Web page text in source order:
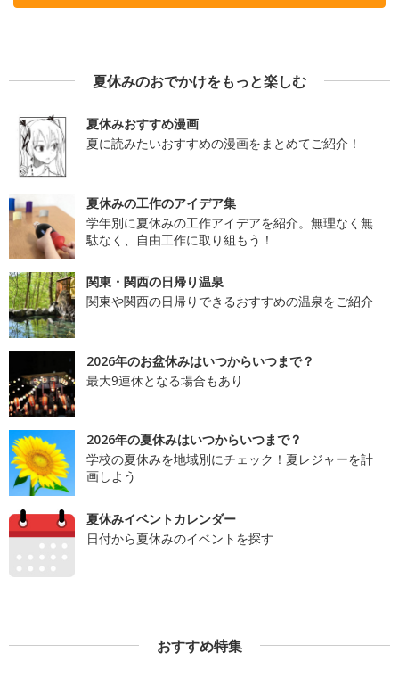
夏休みのおでかけをもっと楽しむ
夏休みおすすめ漫画
夏に読みたいおすすめの漫画をまとめてご紹介！
夏休みの工作のアイデア集
学年別に夏休みの工作アイデアを紹介。無理なく無
駄なく、自由工作に取り組もう！
関東・関西の日帰り温泉
関東や関西の日帰りできるおすすめの温泉をご紹介
2026年のお盆休みはいつからいつまで？
最大9連休となる場合もあり
2026年の夏休みはいつからいつまで？
学校の夏休みを地域別にチェック！夏レジャーを計
画しよう
夏休みイベントカレンダー
日付から夏休みのイベントを探す
おすすめ特集